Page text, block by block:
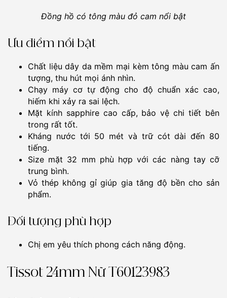
Đồng hồ có tông màu đỏ cam nổi bật
Ưu điểm nổi bật
Chất liệu dây da mềm mại kèm tông màu cam ấn
tượng, thu hút mọi ánh nhìn.
Chạy máy cơ tự động cho độ chuẩn xác cao,
hiếm khi xảy ra sai lệch.
Mặt kính sapphire cao cấp, bảo vệ chi tiết bên
trong rất tốt.
Kháng nước tới 50 mét và trữ cót dài đến 80
tiếng.
Size mặt 32 mm phù hợp với các nàng tay cỡ
trung bình.
Vỏ thép không gỉ giúp gia tăng độ bền cho sản
phẩm.
Đối tượng phù hợp
Chị em yêu thích phong cách năng động.
Tissot 24mm Nữ T60123983